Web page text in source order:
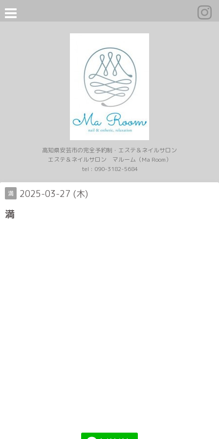
高知県安芸市の完全予約制・エステ＆ネイルサロン
エステ＆ネイルサロン マルーム（Ma Room）
tel : 090-3182-5684
満 2025-03-27 (木)
満